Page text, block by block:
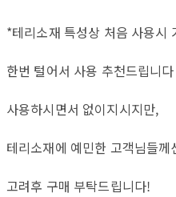
*테리소재 특성상 처음 사용시
한번 털어서 사용 추천드립니다
사용하시면서 없이지시지만,
테리소재에 예민한 고객님들께
고려후 구매 부탁드립니다!